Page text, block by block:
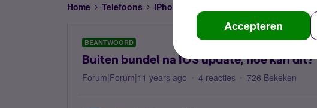
Accepteren
Home Telefoons iPhone / iOS
BEANTWOORD
Buiten bundel na IOS update, hoe kan dit?
Forum|Forum|11 years ago 4 reacties 726 Bekeken